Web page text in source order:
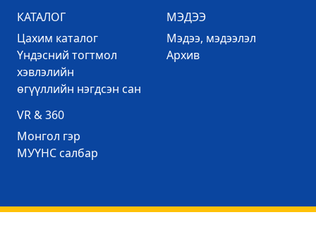
КАТАЛОГ
Цахим каталог
Үндэсний тогтмол
хэвлэлийн
өгүүллийн нэгдсэн сан
МЭДЭЭ
Mэдээ, мэдээлэл
Архив
VR & 360
Mонгол гэр
МУҮНС салбар